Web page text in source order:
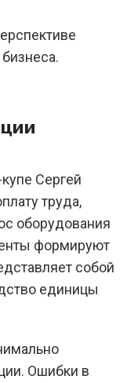
Сергей
труда,
оборудования
формируют
собой
единицы
Ошибки в